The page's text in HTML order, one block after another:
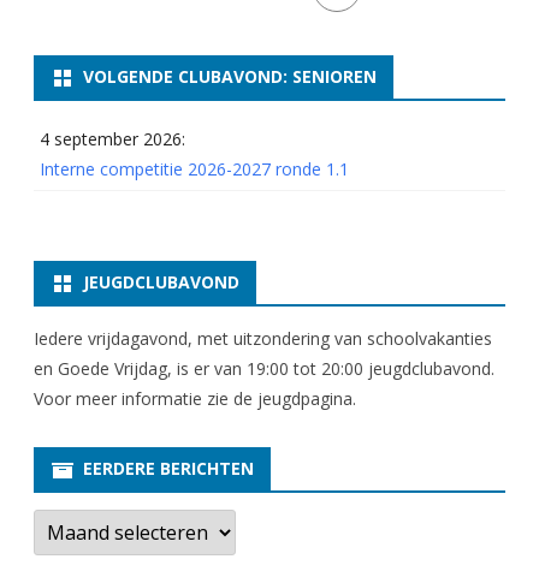
I
VOLGENDE CLUBAVOND: SENIOREN
4 september 2026:
Interne competitie 2026-2027 ronde 1.1
JEUGDCLUBAVOND
Iedere vrijdagavond, met uitzondering van schoolvakanties
en Goede Vrijdag, is er van 19:00 tot 20:00 jeugdclubavond.
Voor meer informatie zie de jeugdpagina.
EERDERE BERICHTEN
E
r